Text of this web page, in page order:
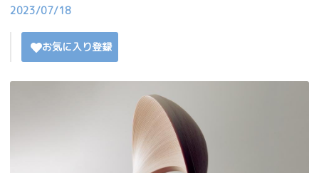
2023/07/18
お気に入り登録